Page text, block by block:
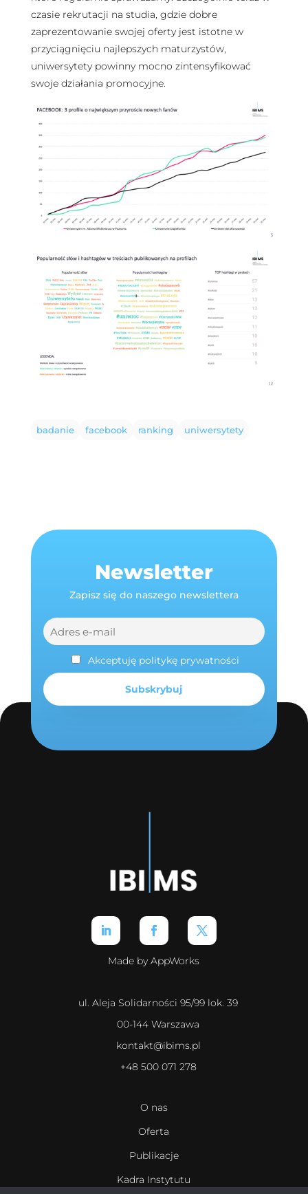
czasie rekrutacji na studia, gdzie dobre
zaprezentowanie swojej oferty jest istotne w
przyciągnięciu najlepszych maturzystów,
uniwersytety powinny mocno zintensyfikować
swoje działania promocyjne.
badanie facebook ranking uniwersytety
Newsletter
Zapisz się do naszego newslettera
Akceptuję politykę prywatności
Made by AppWorks
ul. Aleja Solidarności 95/99 lok. 39
00-144 Warszawa
kontakt@ibims.pl
+48 500 071 278
O nas
Oferta
Publikacje
Kadra Instytutu